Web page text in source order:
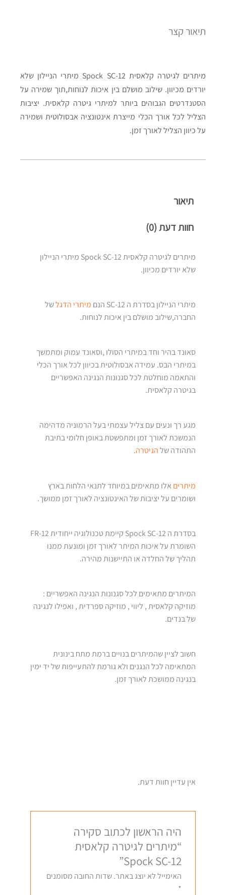
תיאור קצר
מיתרים לגיטרה קלאסית Spock SC-12 מיתרי הניילון שלא
יורדים מכיוון. שילוב מושלם בין איכות לנוחות,תוך שמירה על
הסטנדרטים הגבוהים ביותר למיתרי גיטרה קלאסית. יציבות
הצליל לכל אורך הכלי מייצרת אינטונציה אבסולוטית ושמירה
על כיוון הצליל לאורך זמן.
תיאור
חוות דעת (0)
מיתרים לגיטרה קלאסית Spock SC-12 מיתרי הניילון
שלא יורדים מכיוון.
מיתרי הניילון בסדרת ה SC-12 הנם מיתרי הדגלשל
החברה,שילוב מושלם בין איכות לנוחות.
סאונד בהיר וחד במיתרי הסולו ,וסאונד עמוק ומתמשך
במיתרי הבס. עמידה אבסולוטית בכיוון לכל אורך הכלי
והתאמה מוחלטת לכל סגנונות הנגינה האפשריים
בגיטרה קלאסית.
מגע רך ונעים עם צליל עצמתי בעל הרמוניה מדהימה
הנמשכת לאורך זמן ומתפשטת באופן חלומי בתיבת
התהודה שלהגיטרה.
מיתרים אלו מתאימים במיוחד לתנאי הלחות בארץ
ושומרים על יציבות של האינטונציה לאורך זמן ממושך.
בסדרת ה Spock SC-12 קיימת טכנולוגיה ייחודית FR-12
השומרת על איכות המיתר לאורך זמן ומונעת ממנו
תהליך של החלדה או התיישנות מהירה.
המיתרים מתאימים לכל סגנונות הנגינה האפשריים :
מוזיקה קלאסית , ליווי , מוזיקה ספרדית , ואפילו לנגינה
של בנדים.
חשוב לציין שהמיתרים בנויים ברמת מתח בינונית
המתאימה לכל הנגנים ולא גורמת להתעייפות של יד ימין
בנגינה ממושכת לאורך זמן.
אין עדיין חוות דעת.
היה הראשון לכתוב סקירה
“מיתרים לגיטרה קלאסית
Spock SC-12”
האימייל לא יוצג באתר.שדות החובה מסומנים
*